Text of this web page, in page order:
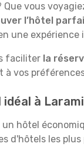
Que vous
l’hôtel
une expérience
faciliter la
à vos
à
hôtel
d'hôtels les